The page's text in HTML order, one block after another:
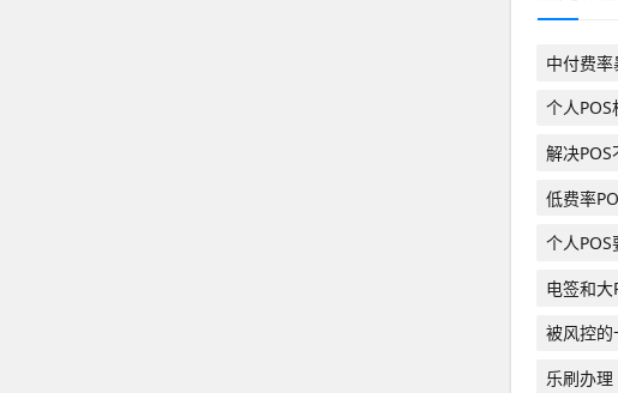
中付费率
个人
解决POS
低费率
个人
电签和大
被风控
乐刷办理